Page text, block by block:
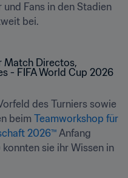
Fans in den Stadien
bei.
des Turniers sowie
beim Teamworkshop für
2026™ Anfang
sie ihr Wissen in